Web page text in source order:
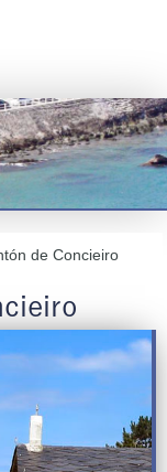
de Concieiro